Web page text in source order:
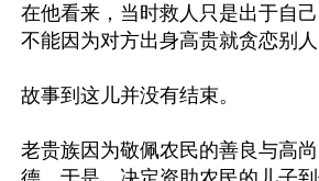
在他看来，当时救人只是出于自
不能因为对方出身高贵就贪恋别人
故事到这儿并没有结束。
老贵族因为敬佩农民的善良与高